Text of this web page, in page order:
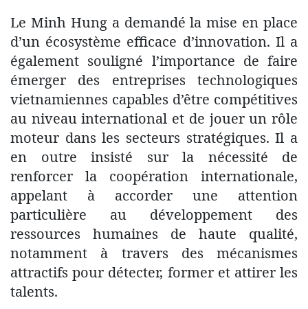
Le Minh Hung a demandé la mise en place
d’un écosystème efficace d’innovation. Il a
également souligné l’importance de faire
émerger des entreprises technologiques
vietnamiennes capables d’être compétitives
au niveau international et de jouer un rôle
moteur dans les secteurs stratégiques. Il a
en outre insisté sur la nécessité de
renforcer la coopération internationale,
appelant à accorder une attention
particulière au développement des
ressources humaines de haute qualité,
notamment à travers des mécanismes
attractifs pour détecter, former et attirer les
talents.